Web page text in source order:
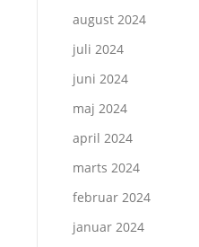
august 2024
juli 2024
juni 2024
maj 2024
april 2024
marts 2024
februar 2024
januar 2024